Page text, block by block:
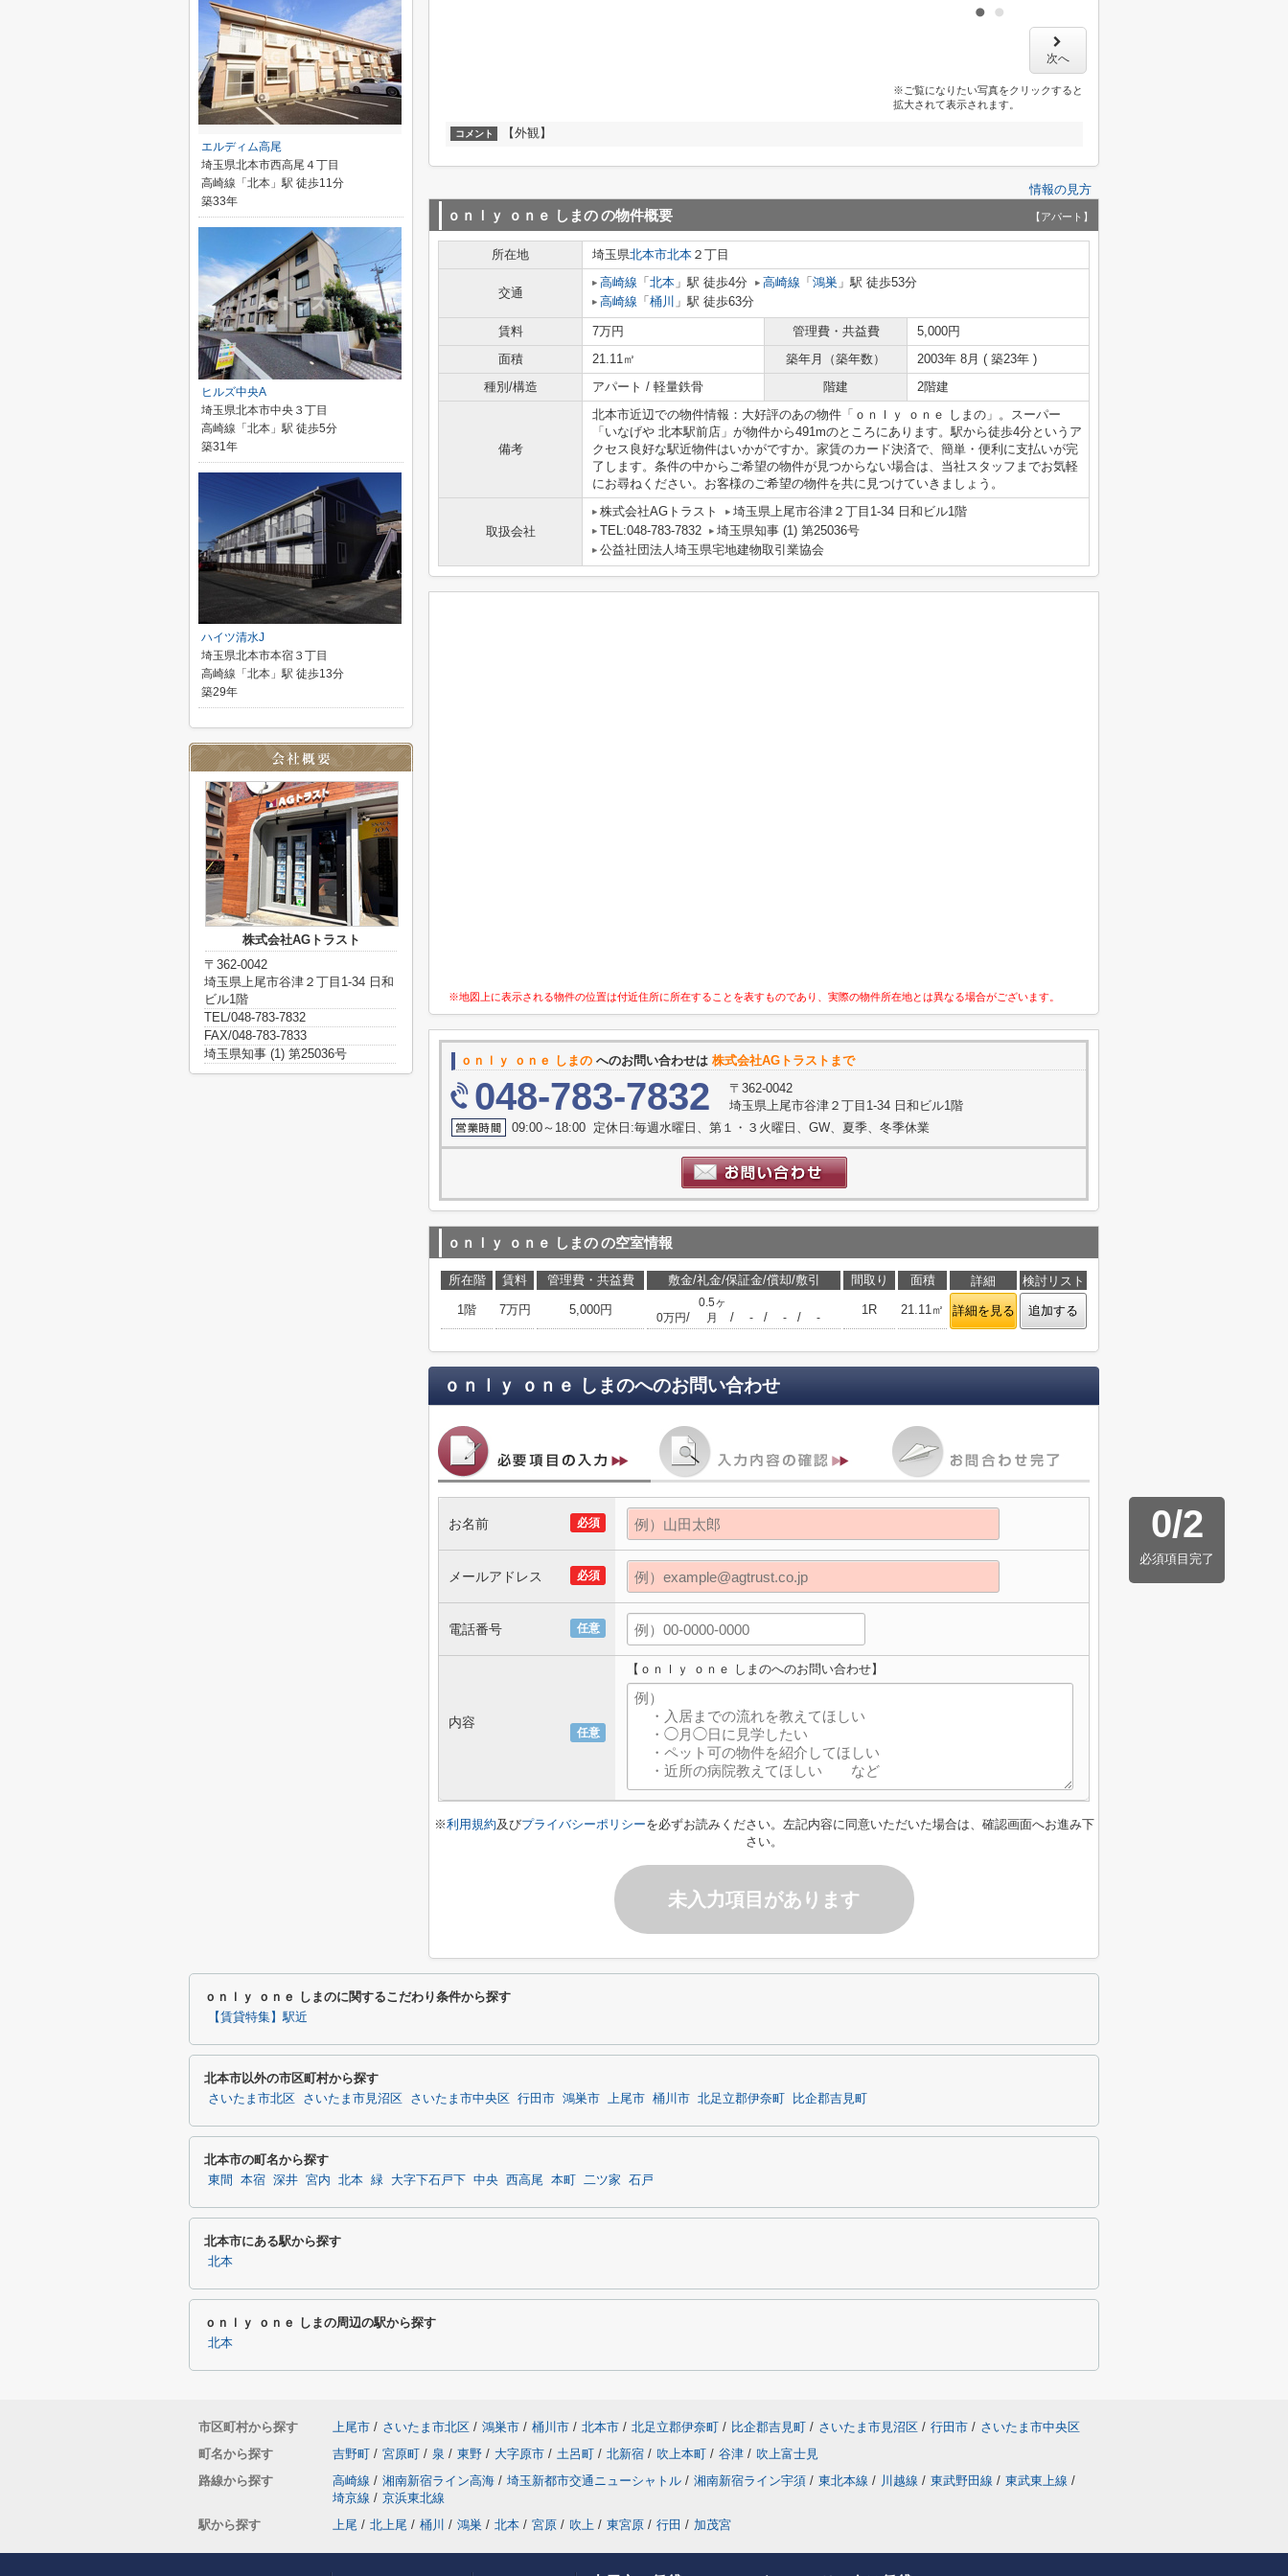
次へ
※ご覧になりたい写真をクリックすると
拡大されて表示されます。
コメント 【外観】
情報の見方
ｏｎｌｙ ｏｎｅ しまのの物件概要 【アパート】
所在地 埼玉県北本市北本 ２丁目
交通
高崎線 「 北本 」駅 徒歩4分 高崎線 「 鴻巣 」駅 徒歩53分
高崎線 「 桶川 」駅 徒歩63分
賃料 7万円 管理費・共益費
5,000円
面積
21.11㎡ 築年月（築年数）
2003年 8月 ( 築23年 )
種別/構造
アパート / 軽量鉄骨 階建 2階建
備考
北本市近辺での物件情報：大好評のあの物件「ｏｎｌｙ ｏｎｅ しまの」。スーパー
「いなげや 北本駅前店」が物件から491mのところにあります。駅から徒歩4分というア
クセス良好な駅近物件はいかがですか。家賃のカード決済で、簡単・便利に支払いが完
了します。条件の中からご希望の物件が見つからない場合は、当社スタッフまでお気軽
にお尋ねください。お客様のご希望の物件を共に見つけていきましょう。
取扱会社
株式会社AGトラスト
埼玉県上尾市谷津２丁目1-34 日和ビル1階
TEL:048-783-7832
埼玉県知事 (1) 第25036号
公益社団法人埼玉県宅地建物取引業協会
※地図上に表示される物件の位置は付近住所に所在することを表すものであり、実際の物件所在地とは異なる場合がございます。
ｏｎｌｙ ｏｎｅ しまの へのお問い合わせは 株式会社AGトラストまで
048-783-7832
〒362-0042
埼玉県上尾市谷津２丁目1-34 日和ビル1階
09:00～18:00 定休日:毎週水曜日、第１・３火曜日、GW、夏季、冬季休業
ｏｎｌｙ ｏｎｅ しまのの空室情報
所在階 賃料 管理費・共益費 敷金/礼金/保証金/償却/敷引 間取り 面積 詳細
検討リスト
1階
7万円 5,000円
0万円/
0.5ヶ
月
/ - / - / -
1R 21.11㎡ 詳細を見る 追加する
ｏｎｌｙ ｏｎｅ しまのへのお問い合わせ
0/2
必須項目完了
必須
お名前
必須
メールアドレス
任意
電話番号
任意
内容
【ｏｎｌｙ ｏｎｅ しまのへのお問い合わせ】
※利用規約及びプライバシーポリシーを必ずお読みください。左記内容に同意いただいた場合は、確認画面へお進み下
さい。
未入力項目があります
エルディム高尾
埼玉県北本市西高尾４丁目
高崎線「北本」駅 徒歩11分
築33年
ヒルズ中央A
埼玉県北本市中央３丁目
高崎線「北本」駅 徒歩5分
築31年
ハイツ清水J
埼玉県北本市本宿３丁目
高崎線「北本」駅 徒歩13分
築29年
株式会社AGトラスト
〒362-0042
埼玉県上尾市谷津２丁目1-34 日和
ビル1階
TEL/048-783-7832
FAX/048-783-7833
埼玉県知事 (1) 第25036号
ｏｎｌｙ ｏｎｅ しまのに関するこだわり条件から探す
【賃貸特集】駅近
北本市以外の市区町村から探す
さいたま市北区 さいたま市見沼区 さいたま市中央区 行田市 鴻巣市 上尾市 桶川市 北足立郡伊奈町 比企郡吉見町
北本市の町名から探す
東間 本宿 深井 宮内 北本 緑 大字下石戸下 中央 西高尾 本町 二ツ家 石戸
北本市にある駅から探す
北本
ｏｎｌｙ ｏｎｅ しまの周辺の駅から探す
北本
市区町村から探す 上尾市 / さいたま市北区 / 鴻巣市 / 桶川市 / 北本市 / 北足立郡伊奈町 / 比企郡吉見町 / さいたま市見沼区 / 行田市 / さいたま市中央区
町名から探す
吉野町 / 宮原町 / 泉 / 東野 / 大字原市 / 土呂町 / 北新宿 / 吹上本町 / 谷津 / 吹上富士見
路線から探す
高崎線 / 湘南新宿ライン高海 / 埼玉新都市交通ニューシャトル / 湘南新宿ライン宇須 / 東北本線 / 川越線 / 東武野田線 / 東武東上線 /
埼京線 / 京浜東北線
駅から探す
上尾 / 北上尾 / 桶川 / 鴻巣 / 北本 / 宮原 / 吹上 / 東宮原 / 行田 / 加茂宮